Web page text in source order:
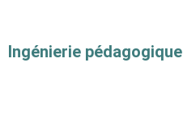
Ingénierie pédagogique